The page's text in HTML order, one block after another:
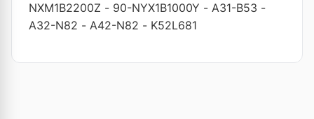
NXM1B2200Z - 90-NYX1B1000Y - A31-B53 -
A32-N82 - A42-N82 - K52L681